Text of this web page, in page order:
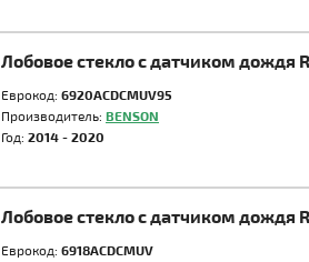
Лобовое стекло с датчиком дождя
Еврокод: 6920ACDCMUV95
Производитель: BENSON
Год: 2014 - 2020
Лобовое стекло с датчиком дождя
Еврокод: 6918ACDCMUV